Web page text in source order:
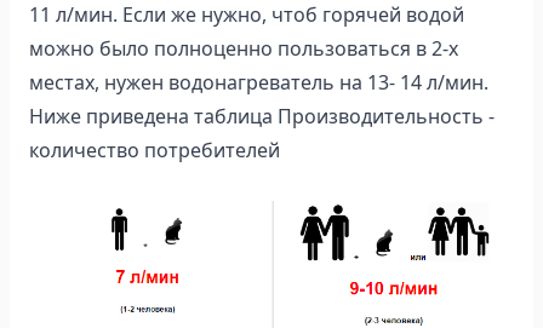
11 л/мин. Если же нужно, чтоб горячей водой
можно было полноценно пользоваться в 2-х
местах, нужен водонагреватель на 13- 14 л/мин.
Ниже приведена таблица Производительность -
количество потребителей